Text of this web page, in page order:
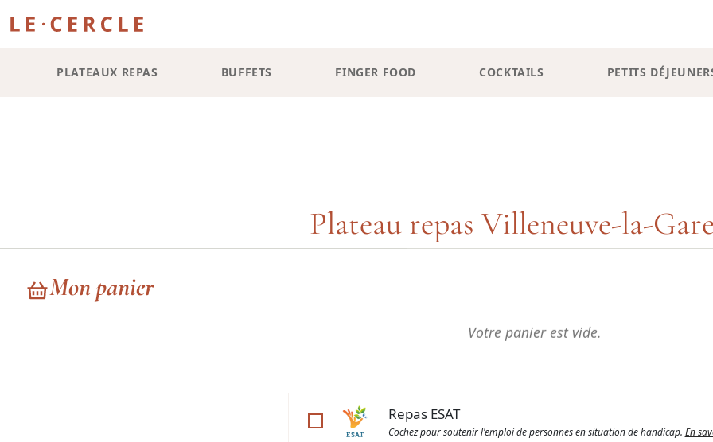
Mon panier
Votre panier est vide.
PLATEAUX REPAS BUFFETS FINGER FOOD COCKTAILS PETITS
Plateau repas Villeneuve-la-
Nous travaillons avec un ESAT pour une partie de notre production. En cliquant sur
Repas ESAT
Cochez pour soutenir l'emploi de personnes en situation de handicap. En